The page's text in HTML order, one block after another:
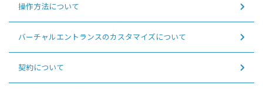
操作方法について
バーチャルエントランスのカスタマイズについて
契約について